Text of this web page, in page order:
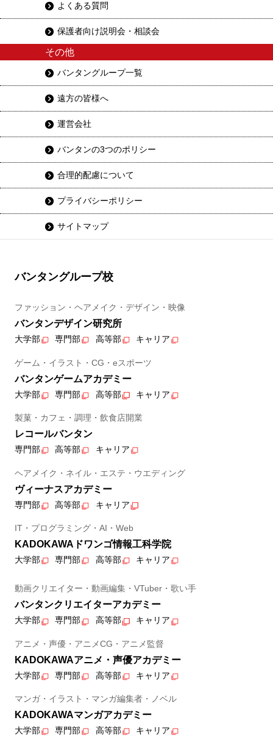
よくある質問
保護者向け説明会・相談会
その他
バンタングループ一覧
遠方の皆様へ
運営会社
バンタンの3つのポリシー
合理的配慮について
プライバシーポリシー
サイトマップ
バンタングループ校
ファッション・ヘアメイク・デザイン・映像
バンタンデザイン研究所
大学部 専門部 高等部 キャリア
ゲーム・イラスト・CG・eスポーツ
バンタンゲームアカデミー
大学部 専門部 高等部 キャリア
製菓・カフェ・調理・飲食店開業
レコールバンタン
専門部 高等部 キャリア
ヘアメイク・ネイル・エステ・ウエディング
ヴィーナスアカデミー
専門部 高等部 キャリア
IT・プログラミング・AI・Web
KADOKAWAドワンゴ情報工科学院
大学部 専門部 高等部 キャリア
動画クリエイター・動画編集・VTuber・歌い手
バンタンクリエイターアカデミー
大学部 専門部 高等部 キャリア
アニメ・声優・アニメCG・アニメ監督
KADOKAWAアニメ・声優アカデミー
大学部 専門部 高等部 キャリア
マンガ・イラスト・マンガ編集者・ノベル
KADOKAWAマンガアカデミー
大学部 専門部 高等部 キャリア